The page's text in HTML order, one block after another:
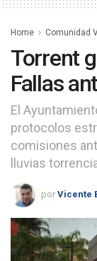
Home Comunidad
Torrent
Fallas
El
protocolos
comisiones
lluvias
por Vicente